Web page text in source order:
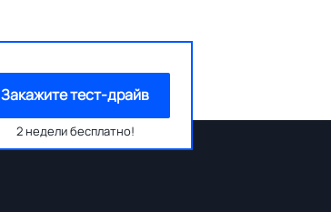
Закажите тест-драйв
2 недели бесплатно!